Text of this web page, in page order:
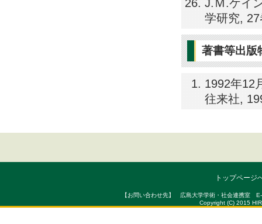
J.Ｍ.ケイ
学研究,
著書等出版
1992年12
往来社,
トップページ
【お問い合わせ先】 広島大学学術・社会連携室 E-
Copyright (C) 2015